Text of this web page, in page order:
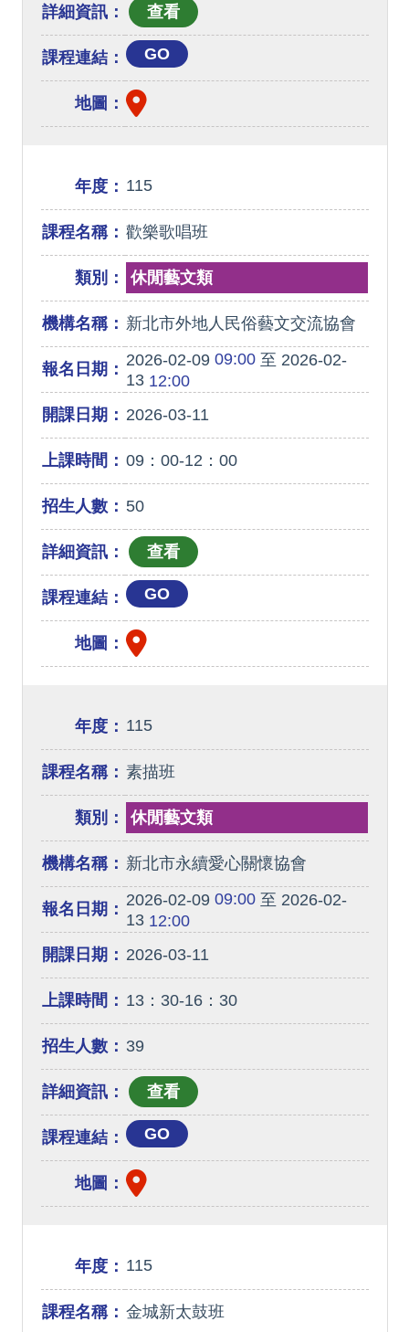
詳細資訊：
課程連結： GO
地圖：
年度： 115
課程名稱： 歡樂歌唱班
類別： 休閒藝文類
機構名稱： 新北市外地人民俗藝文交流協會
報名日期： 2026-02-0909:00至 2026-02-
1312:00
開課日期： 2026-03-11
上課時間： 09：00-12：00
招生人數： 50
詳細資訊：
課程連結： GO
地圖：
年度： 115
課程名稱： 素描班
類別： 休閒藝文類
機構名稱： 新北市永續愛心關懷協會
報名日期： 2026-02-0909:00至 2026-02-
1312:00
開課日期： 2026-03-11
上課時間： 13：30-16：30
招生人數： 39
詳細資訊：
課程連結： GO
地圖：
年度： 115
課程名稱： 金城新太鼓班